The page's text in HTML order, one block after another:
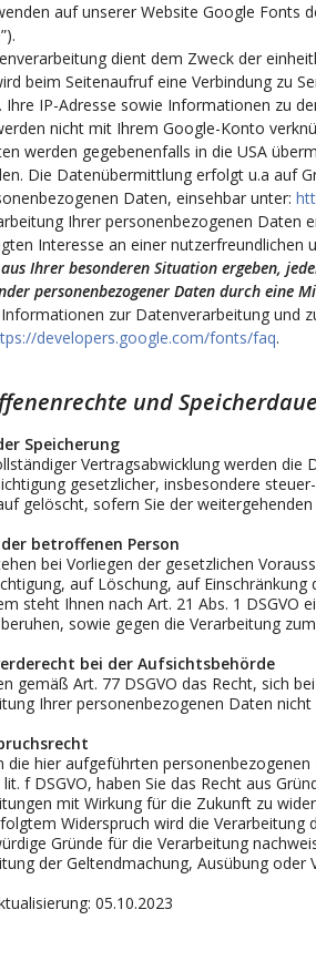
auf unserer Website Google Fonts
dient dem Zweck der
beim Seitenaufruf eine Verbindung zu
Ihre IP-Adresse sowie Informationen zu
nicht mit Ihrem Google-Konto
werden gegebenenfalls in die USA
Die Datenübermittlung erfolgt u.a auf
Daten, einsehbar unter:
Ihrer personenbezogenen Daten
Interesse an einer nutzerfreundlichen
Ihrer besonderen Situation ergeben,
personenbezogener Daten durch eine
zur Datenverarbeitung und
developers.google.com/fonts/faq.
und
Speicherung
Vertragsabwicklung werden
gesetzlicher, insbesondere
gelöscht, sofern Sie der
betroffenen Person
bei Vorliegen der gesetzlichen
auf Löschung, auf
steht Ihnen nach Art. 21 Abs. 1 DSGVO
beruhen, sowie gegen die Verarbeitung
bei der Aufsichtsbehörde
gemäß Art. 77 DSGVO das Recht, sich
Ihrer personenbezogenen Daten
die hier aufgeführten
lit. f DSGVO, haben Sie das Recht aus
mit Wirkung für die Zukunft zu
Widerspruch wird die
Gründe für die Verarbeitung
der Geltendmachung, Ausübung oder
05.10.2023